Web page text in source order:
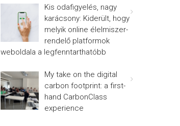
Kis odafigyelés, nagy
karácsony: Kiderült, hogy
melyik online élelmiszer-
rendelő platformok
weboldala a legfenntarthatóbb
My take on the digital
carbon footprint: a first-
hand CarbonClass
experience